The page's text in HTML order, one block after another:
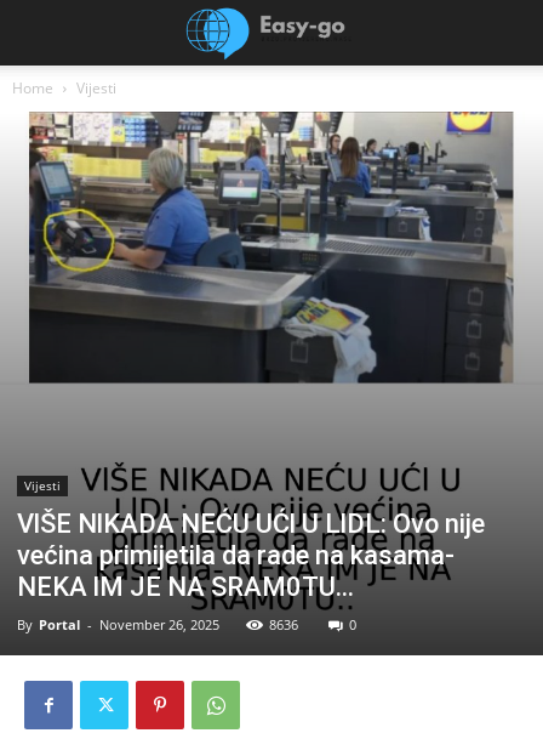
Home Vijesti
Vijesti
VlŠE NlKADA NEĆU UĆl U LlDL: Ovo nije
većina primijetila da rade na kasama-
NEKA lM JE NA SRAM0TU…
By Portal - November 26, 2025 8636 0